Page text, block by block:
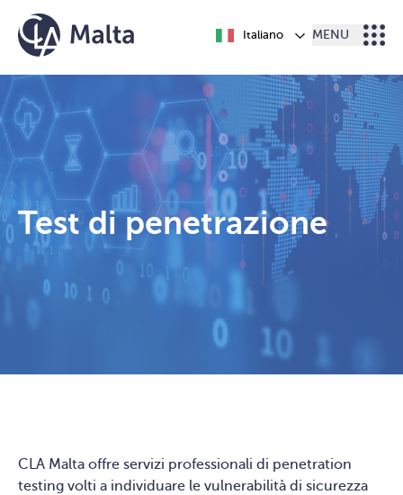
Vai al contenuto
Italiano MENU
Test di penetrazione
CLA Malta offre servizi professionali di penetration
testing volti a individuare le vulnerabilità di sicurezza